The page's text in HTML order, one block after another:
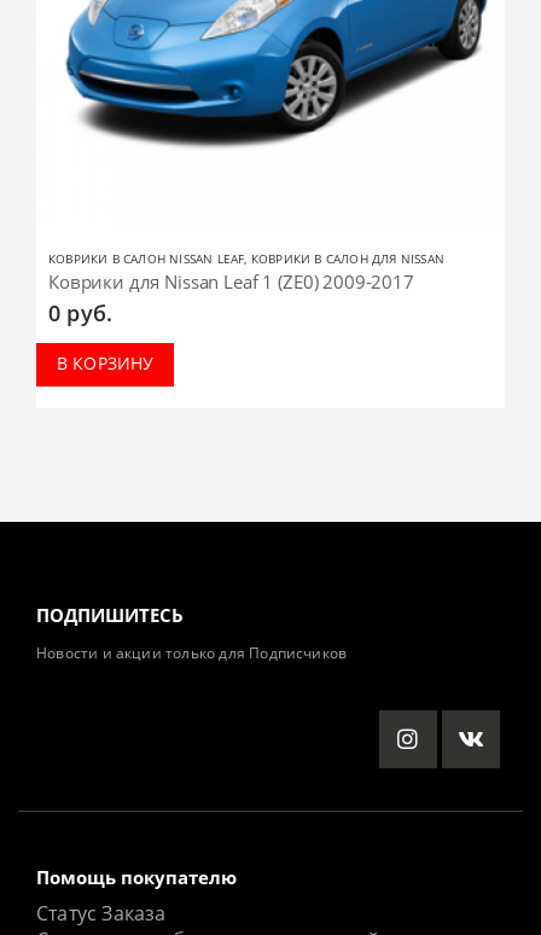
КОВРИКИ В САЛОН NISSAN LEAF, КОВРИКИ В САЛОН ДЛЯ NISSAN
Коврики для Nissan Leaf 1 (ZE0) 2009-2017
0 руб.
В КОРЗИНУ
ПОДПИШИТЕСЬ
Новости и акции только для Подписчиков
Помощь покупателю
Статус Заказа